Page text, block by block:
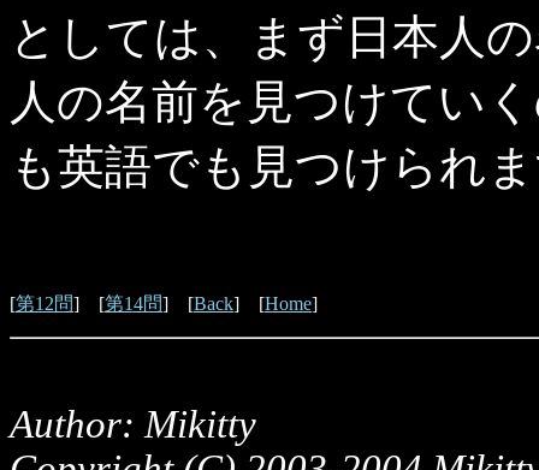
としては、まず日本人
人の名前を見つけてい
も英語でも見つけられ
[第12問] [第14問] [Back] [Home]
Author: Mikitty